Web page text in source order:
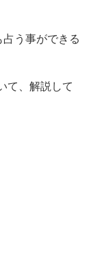
う事ができる
て、解説して